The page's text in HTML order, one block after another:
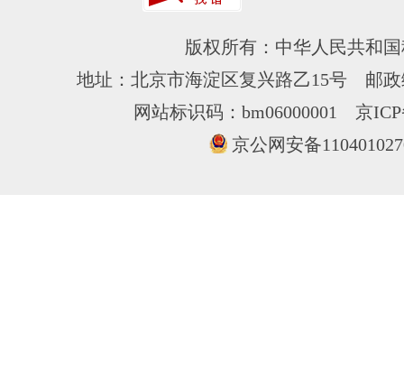
版权所有：中华人民共和
地址：北京市海淀区复兴路乙15号 邮
网站标识码：bm06000001 京
京公网安备